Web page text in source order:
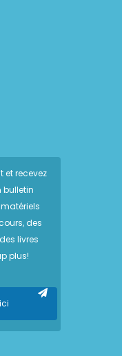
recevez
des
livres
plus!